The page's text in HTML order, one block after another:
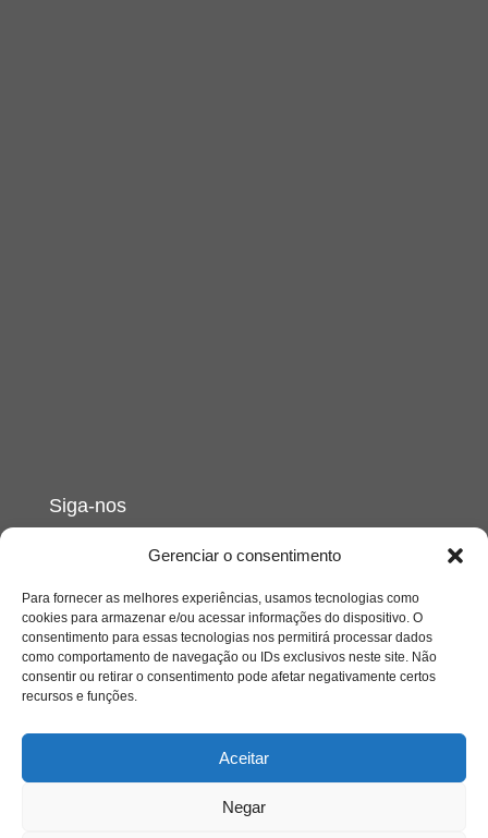
Gerenciar o consentimento
Para fornecer as melhores experiências, usamos tecnologias como
cookies para armazenar e/ou acessar informações do dispositivo. O
consentimento para essas tecnologias nos permitirá processar dados
como comportamento de navegação ou IDs exclusivos neste site. Não
consentir ou retirar o consentimento pode afetar negativamente certos
recursos e funções.
Aceitar
Negar
Siga-nos